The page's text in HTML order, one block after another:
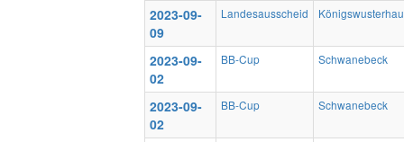
2023-09-
09
Landesausscheid
2023-09-
02
BB-Cup Schwanebeck
2023-09-
02
BB-Cup Schwanebeck